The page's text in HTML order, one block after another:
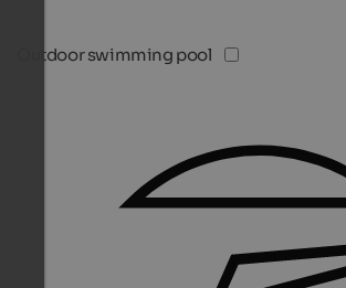
Outdoor swimming pool